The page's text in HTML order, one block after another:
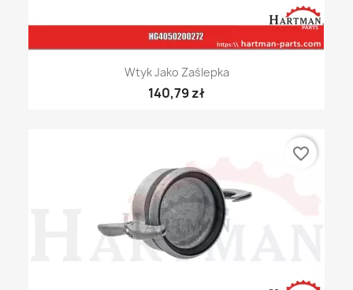
Wtyk Jako Zaślepka
140,79 zł
favorite_border